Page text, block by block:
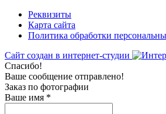
Реквизиты
Карта сайта
Политика обработки
Сайт создан в интернет-студии
Спасибо!
Ваше сообщение отправлено!
Заказ по фотографии
Ваше имя *